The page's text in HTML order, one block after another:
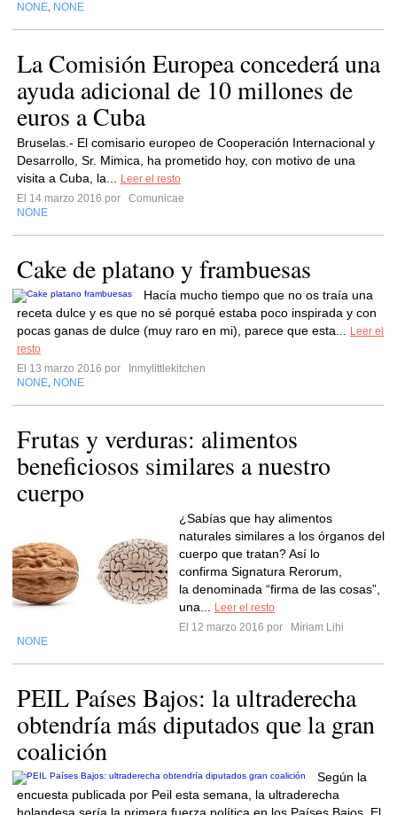
NONE NONE
La Comisión Europea concederá una
ayuda adicional de 10 millones de
euros a Cuba
Bruselas.- El comisario europeo de Cooperación Internacional y
Desarrollo, Sr. Mimica, ha prometido hoy, con motivo de una
visita a Cuba, la...
Leer el resto
El 14 marzo 2016 por
Comunicae
NONE
Cake de platano y frambuesas
Hacía mucho tiempo que no os traía una
receta dulce y es que no sé porqué estaba poco inspirada y con
pocas ganas de dulce (muy raro en mi), parece que esta...
Leer el
resto
El 13 marzo 2016 por
Inmylittlekitchen
NONE NONE
Frutas y verduras: alimentos
beneficiosos similares a nuestro
cuerpo
¿Sabías que hay alimentos
naturales similares a los órganos del
cuerpo que tratan? Así lo
confirma Signatura Rerorum,
la denominada “firma de las cosas”,
una...
Leer el resto
El 12 marzo 2016 por
Míriam Lihi
NONE
PEIL Países Bajos: la ultraderecha
obtendría más diputados que la gran
coalición
Según la
encuesta publicada por Peil esta semana, la ultraderecha